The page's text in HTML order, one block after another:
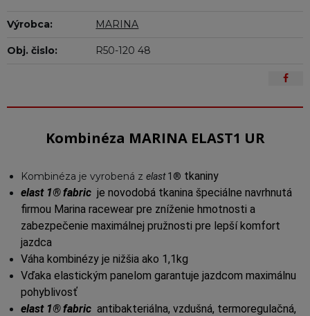
Výrobca: MARINA
Obj. čislo: R50-120 48
Kombinéza MARINA ELAST1 UR
Kombinéza je vyrobená z elast 1® tkaniny
elast 1®fabric je novodobá tkanina špeciálne navrhnutá
firmou Marina racewear pre zníženie hmotnosti a
zabezpečenie maximálnej pružnosti pre lepší komfort
jazdca
Váha kombinézy je nižšia ako 1,1kg
Vďaka elastickým panelom garantuje jazdcom maximálnu
pohyblivosť
elast 1®fabric antibakteriálna, vzdušná, termoregulačná,